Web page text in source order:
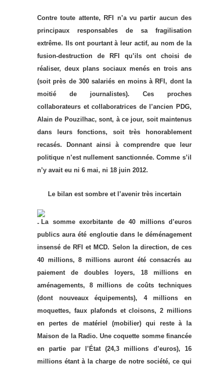
Contre toute attente, RFI n’a vu partir aucun des
principaux responsables de sa fragilisation
extrême. Ils ont pourtant à leur actif, au nom de la
fusion-destruction de RFI qu’ils ont choisi de
réaliser, deux plans sociaux menés en trois ans
(soit près de 300 salariés en moins à RFI, dont la
moitié de journalistes). Ces proches
collaborateurs et collaboratrices de l’ancien PDG,
Alain de Pouzilhac, sont, à ce jour, soit maintenus
dans leurs fonctions, soit très honorablement
recasés. Donnant ainsi à comprendre que leur
politique n’est nullement sanctionnée. Comme s’il
n’y avait eu ni 6 mai, ni 18 juin 2012.
Le bilan est sombre et l’avenir très incertain
La somme exorbitante de 40 millions d’euros
publics aura été engloutie dans le déménagement
insensé de RFI et MCD. Selon la direction, de ces
40 millions, 8 millions auront été consacrés au
paiement de doubles loyers, 18 millions en
aménagements, 8 millions de coûts techniques
(dont nouveaux équipements), 4 millions en
moquettes, faux plafonds et cloisons, 2 millions
en pertes de matériel (mobilier) qui reste à la
Maison de la Radio. Une coquette somme financée
en partie par l’État (24,3 millions d’euros), 16
millions étant à la charge de notre société, ce qui